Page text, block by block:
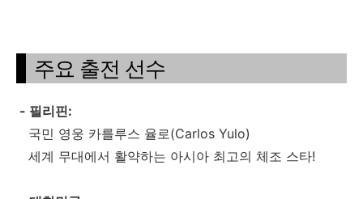
주요 출전 선수
- 필리핀:
국민 영웅 카를루스 율로(Carlos Yulo)
세계 무대에서 활약하는 아시아 최고의 체조 스타!